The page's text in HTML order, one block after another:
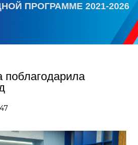
ПРОГРАММЕ 2021-2026